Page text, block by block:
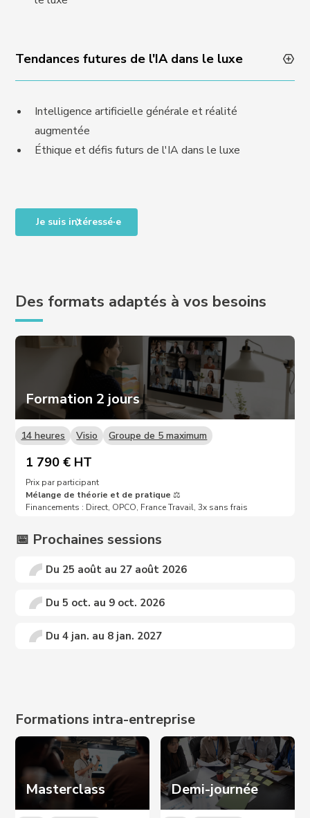
Tendances futures de l'IA dans le luxe
Intelligence artificielle générale et réalité
augmentée
Éthique et défis futurs de l'IA dans le luxe
Je suis intéressé·e
Des formats adaptés à vos besoins
Formation 2 jours
14 heures Visio Groupe de 5 maximum
1 790 € HT
Prix par participant
Mélange de théorie et de pratique⚖️
Financements : Direct, OPCO, France Travail, 3x sans frais
📅 Prochaines sessions
Du 25 août au 27 août 2026
Du 5 oct. au 9 oct. 2026
Du 4 jan. au 8 jan. 2027
Formations intra-entreprise
Masterclass Demi-journée